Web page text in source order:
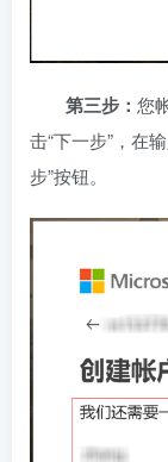
第三步： 您
击“下一步”，在
步”按钮。